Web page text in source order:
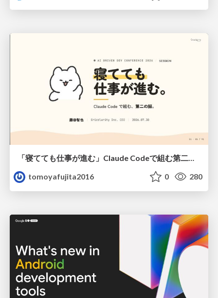
「寝てても仕事が進む」Claude Codeで組む第二の脳
tomoyafujita2016
0 280